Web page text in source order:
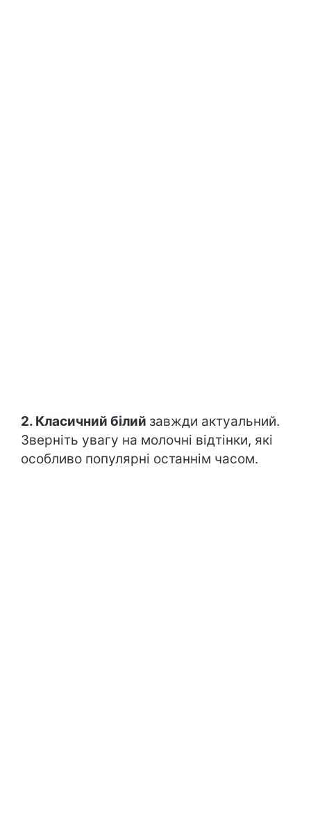
2. Класичний білий завжди актуальний.
Зверніть увагу на молочні відтінки, які
особливо популярні останнім часом.